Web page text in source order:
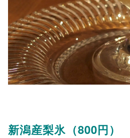
新潟産梨氷（800円）